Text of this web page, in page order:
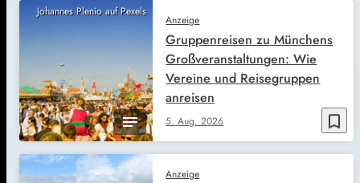
Johannes Plenio auf Pexels
bookmark_border
Anzeige
5. Aug. 2026
Gruppenreisen zu Münchens
Großveranstaltungen: Wie
Vereine und Reisegruppen
anreisen
Anzeige